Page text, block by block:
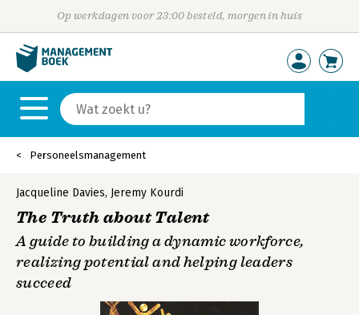
Op werkdagen voor 23:00 besteld, morgen in huis
Personeelsmanagement
Jacqueline Davies, Jeremy Kourdi
The Truth about Talent
A guide to building a dynamic workforce,
realizing potential and helping leaders
succeed